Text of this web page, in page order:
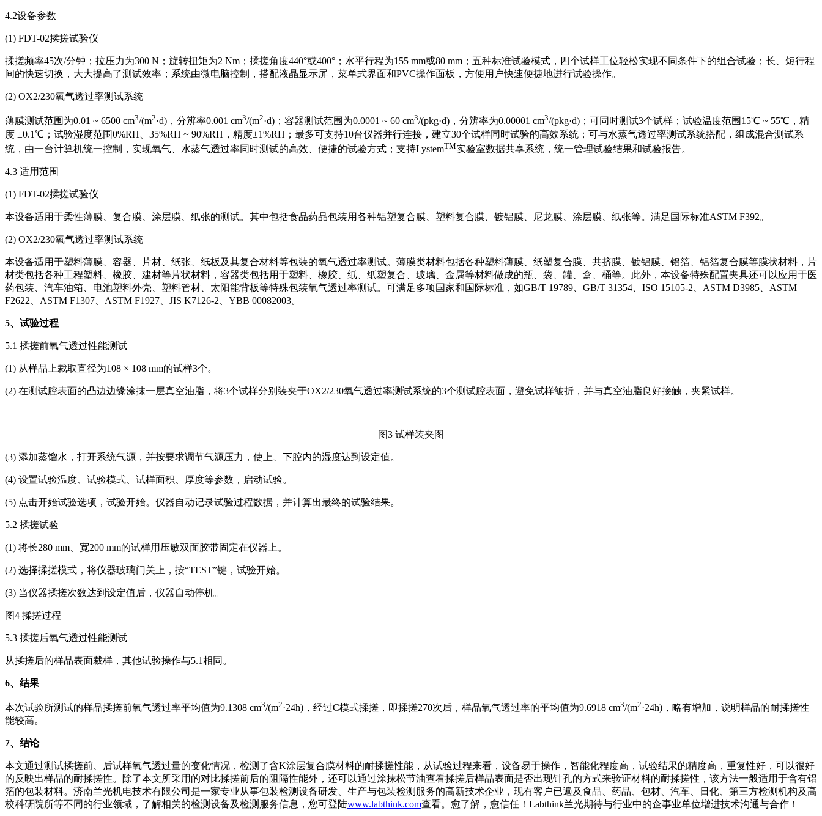
4.2设备参数
(1) FDT-02揉搓试验仪
揉搓频率45次/分钟；拉压力为300 N；旋转扭矩为2 Nm；揉搓角度440°或400°；水平行程为155 mm或80 mm；五种标准试验模式，四个试样工位轻松实现不同条件下的组合试验；长、短行程
间的快速切换，大大提高了测试效率；系统由微电脑控制，搭配液晶显示屏，菜单式界面和PVC操作面板，方便用户快速便捷地进行试验操作。
(2) OX2/230氧气透过率测试系统
薄膜测试范围为0.01 ~ 6500 cm3/(m2·d)，分辨率0.001 cm3/(m2·d)；容器测试范围为0.0001 ~ 60 cm3/(pkg·d)，分辨率为0.00001 cm3/(pkg·d)；可同时测试3个试样；试验温度范围15℃ ~ 55℃，精
度 ±0.1℃；试验湿度范围0%RH、35%RH ~ 90%RH，精度±1%RH；最多可支持10台仪器并行连接，建立30个试样同时试验的高效系统；可与水蒸气透过率测试系统搭配，组成混合测试系
统，由一台计算机统一控制，实现氧气、水蒸气透过率同时测试的高效、便捷的试验方式；支持LystemTM实验室数据共享系统，统一管理试验结果和试验报告。
4.3 适用范围
(1) FDT-02揉搓试验仪
本设备适用于柔性薄膜、复合膜、涂层膜、纸张的测试。其中包括食品药品包装用各种铝塑复合膜、塑料复合膜、镀铝膜、尼龙膜、涂层膜、纸张等。满足国际标准ASTM F392。
(2) OX2/230氧气透过率测试系统
本设备适用于塑料薄膜、容器、片材、纸张、纸板及其复合材料等包装的氧气透过率测试。薄膜类材料包括各种塑料薄膜、纸塑复合膜、共挤膜、镀铝膜、铝箔、铝箔复合膜等膜状材料，片
材类包括各种工程塑料、橡胶、建材等片状材料，容器类包括用于塑料、橡胶、纸、纸塑复合、玻璃、金属等材料做成的瓶、袋、罐、盒、桶等。此外，本设备特殊配置夹具还可以应用于医
药包装、汽车油箱、电池塑料外壳、塑料管材、太阳能背板等特殊包装氧气透过率测试。可满足多项国家和国际标准，如GB/T 19789、GB/T 31354、ISO 15105-2、ASTM D3985、ASTM
F2622、ASTM F1307、ASTM F1927、JIS K7126-2、YBB 00082003。
5、试验过程
5.1 揉搓前氧气透过性能测试
(1) 从样品上裁取直径为108 × 108 mm的试样3个。
(2) 在测试腔表面的凸边边缘涂抹一层真空油脂，将3个试样分别装夹于OX2/230氧气透过率测试系统的3个测试腔表面，避免试样皱折，并与真空油脂良好接触，夹紧试样。
图3 试样装夹图
(3) 添加蒸馏水，打开系统气源，并按要求调节气源压力，使上、下腔内的湿度达到设定值。
(4) 设置试验温度、试验模式、试样面积、厚度等参数，启动试验。
(5) 点击开始试验选项，试验开始。仪器自动记录试验过程数据，并计算出最终的试验结果。
5.2 揉搓试验
(1) 将长280 mm、宽200 mm的试样用压敏双面胶带固定在仪器上。
(2) 选择揉搓模式，将仪器玻璃门关上，按“TEST”键，试验开始。
(3) 当仪器揉搓次数达到设定值后，仪器自动停机。
图4 揉搓过程
5.3 揉搓后氧气透过性能测试
从揉搓后的样品表面裁样，其他试验操作与5.1相同。
6、结果
本次试验所测试的样品揉搓前氧气透过率平均值为9.1308 cm3/(m2·24h)，经过C模式揉搓，即揉搓270次后，样品氧气透过率的平均值为9.6918 cm3/(m2·24h)，略有增加，说明样品的耐揉搓性
能较高。
7、结论
本文通过测试揉搓前、后试样氧气透过量的变化情况，检测了含K涂层复合膜材料的耐揉搓性能，从试验过程来看，设备易于操作，智能化程度高，试验结果的精度高，重复性好，可以很好
的反映出样品的耐揉搓性。除了本文所采用的对比揉搓前后的阻隔性能外，还可以通过涂抹松节油查看揉搓后样品表面是否出现针孔的方式来验证材料的耐揉搓性，该方法一般适用于含有铝
箔的包装材料。济南兰光机电技术有限公司是一家专业从事包装检测设备研发、生产与包装检测服务的高新技术企业，现有客户已遍及食品、药品、包材、汽车、日化、第三方检测机构及高
校科研院所等不同的行业领域，了解相关的检测设备及检测服务信息，您可登陆www.labthink.com查看。愈了解，愈信任！Labthink兰光期待与行业中的企事业单位增进技术沟通与合作！